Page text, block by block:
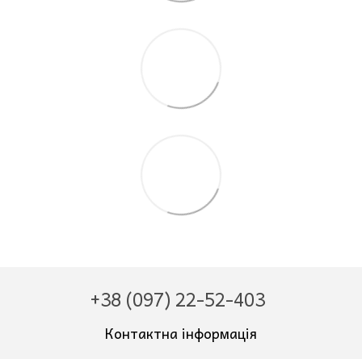
+38 (097) 22-52-403
Контактна інформація